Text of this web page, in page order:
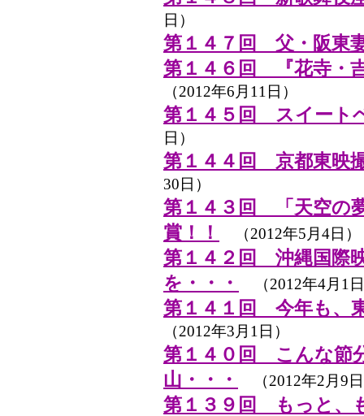
日）
第１４７回 父・阪東
第１４６回 『花寺・
（2012年6月11日）
第１４５回 スイート
日）
第１４４回 京都東映
30日）
第１４３回 「天空の
賞！！
（2012年5月4日）
第１４２回 沖縄国際
を・・・
（2012年4月1
第１４１回 今年も、
（2012年3月1日）
第１４０回 こんな節
山・・・
（2012年2月9
第１３９回 もっと、